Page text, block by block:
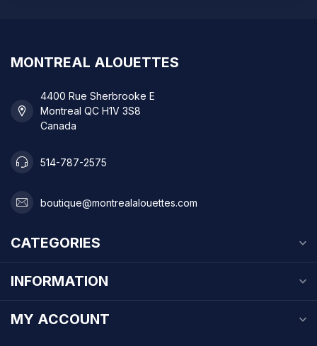
MONTREAL ALOUETTES
4400 Rue Sherbrooke E
Montreal QC H1V 3S8
Canada
514-787-2575
boutique@montrealalouettes.com
CATEGORIES
INFORMATION
MY ACCOUNT